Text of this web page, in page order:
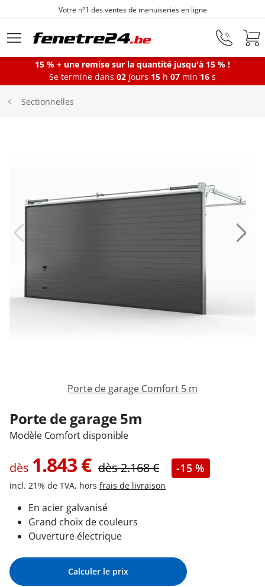
Aller au contenu principal
Votre n°1 des ventes de menuiseries en ligne
Fenêtres
Portes d'entrée
Garages & Carports
Conseils gratuits
15 % + une remise sur la quantité jusqu'à 15 % !
Se termine dans 02 jours 15 h 07 min 16 s
Sectionnelles
Porte de garage Comfort 5 m
Porte de garage 5m
Modèle Comfort disponible
dès 1.843€ dès2.168€ -15 %
incl. 21% de TVA, hors frais de livraison
En acier galvanisé
Grand choix de couleurs
Ouverture électrique
Calculer le prix